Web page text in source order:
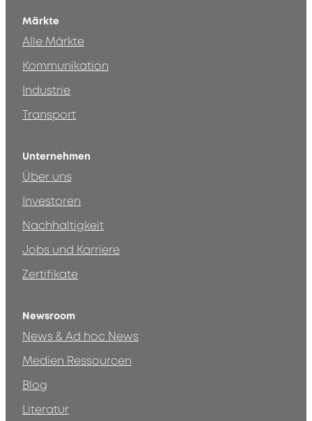
Märkte
Alle Märkte
Kommunikation
Industrie
Transport
Unternehmen
Über uns
Investoren
Nachhaltigkeit
Jobs und Karriere
Zertifikate
Newsroom
News & Ad hoc News
Medien Ressourcen
Blog
Literatur